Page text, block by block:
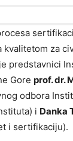
kvalitetom za
predstavnici
Gore prof. dr.
odbora
i Danka
i sertifikaciju).